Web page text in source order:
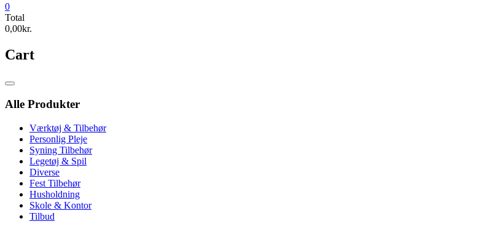
0
Total
0,00kr.
Cart
Catalog
Alle Produkter
Værktøj & Tilbehør
Personlig Pleje
Syning Tilbehør
Legetøj & Spil
Diverse
Fest Tilbehør
Husholdning
Skole & Kontor
Tilbud